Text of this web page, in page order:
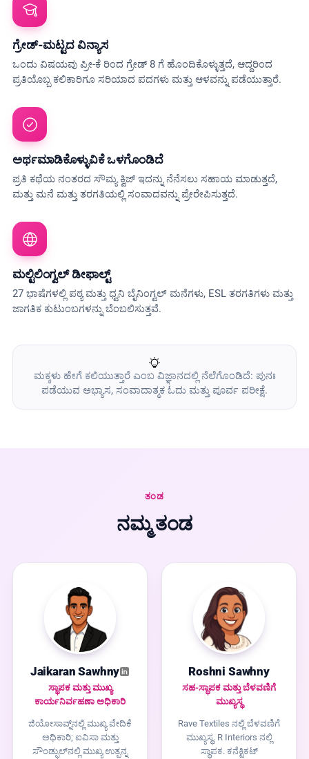
ಗ್ರೇಡ್-ಮಟ್ಟದ ವಿನ್ಯಾಸ
ಒಂದು ವಿಷಯವು ಪ್ರೀ-ಕೆ ರಿಂದ ಗ್ರೇಡ್ 8 ಗೆ ಹೊಂದಿಕೊಳ್ಳುತ್ತದೆ, ಆದ್ದರಿಂದ
ಪ್ರತಿಯೊಬ್ಬ ಕಲಿಕಾರಿಗೂ ಸರಿಯಾದ ಪದಗಳು ಮತ್ತು ಆಳವನ್ನು ಪಡೆಯುತ್ತಾರೆ.
ಅರ್ಥಮಾಡಿಕೊಳ್ಳುವಿಕೆ ಒಳಗೊಂಡಿದೆ
ಪ್ರತಿ ಕಥೆಯ ನಂತರದ ಸೌಮ್ಯ ಕ್ವಿಜ್ ಇದನ್ನು ನೆನೆಸಲು ಸಹಾಯ ಮಾಡುತ್ತದೆ,
ಮತ್ತು ಮನೆ ಮತ್ತು ತರಗತಿಯಲ್ಲಿ ಸಂವಾದವನ್ನು ಪ್ರೇರೇಪಿಸುತ್ತದೆ.
ಮಲ್ಟಿಲಿಂಗ್ವಲ್ ಡೀಫಾಲ್ಟ್
27 ಭಾಷೆಗಳಲ್ಲಿ ಪಠ್ಯ ಮತ್ತು ಧ್ವನಿ ಬೈನಿಂಗ್ವಲ್ ಮನೆಗಳು, ESL ತರಗತಿಗಳು ಮತ್ತು
ಜಾಗತಿಕ ಕುಟುಂಬಗಳನ್ನು ಬೆಂಬಲಿಸುತ್ತವೆ.
ಮಕ್ಕಳು ಹೇಗೆ ಕಲಿಯುತ್ತಾರೆ ಎಂಬ ವಿಜ್ಞಾನದಲ್ಲಿ ನೆಲೆಗೊಂಡಿದೆ: ಪುನಃ
ಪಡೆಯುವ ಅಭ್ಯಾಸ, ಸಂವಾದಾತ್ಮಕ ಓದು ಮತ್ತು ಪೂರ್ವ ಪರೀಕ್ಷೆ.
ತಂಡ
ನಮ್ಮ ತಂಡ
Jaikaran Sawhny
ಸ್ಥಾಪಕ ಮತ್ತು ಮುಖ್ಯ
ಕಾರ್ಯನಿರ್ವಹಣಾ ಅಧಿಕಾರಿ
ಜಿಯೋಸಾವ್ನ್‌ನಲ್ಲಿ ಮುಖ್ಯ ವೇದಿಕೆ
ಅಧಿಕಾರಿ; ಐವಿಸಾ ಮತ್ತು
ಸೌಂಡ್ಫುಲ್‌ನಲ್ಲಿ ಮುಖ್ಯ ಉತ್ಪನ್ನ
Roshni Sawhny
ಸಹ-ಸ್ಥಾಪಕ ಮತ್ತು ಬೆಳವಣಿಗೆ
ಮುಖ್ಯಸ್ಥ
Rave Textiles ನಲ್ಲಿ ಬೆಳವಣಿಗೆ
ಮುಖ್ಯಸ್ಥ. R Interiors ನಲ್ಲಿ
ಸ್ಥಾಪಕ. ಕನೆಕ್ಟಿಕಟ್